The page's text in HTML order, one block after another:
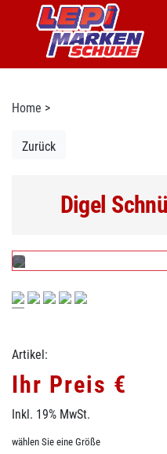
Home >
Zurück
Digel
Artikel:
Ihr Preis €
Inkl. 19% MwSt.
wählen Sie eine Größe